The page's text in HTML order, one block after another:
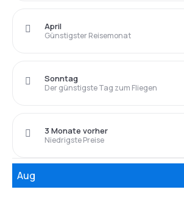
Günstigster Reisemonat
April
Der günstigste Tag zum Fliegen
Sonntag
Niedrigste Preise
3 Monate vorher
Aug